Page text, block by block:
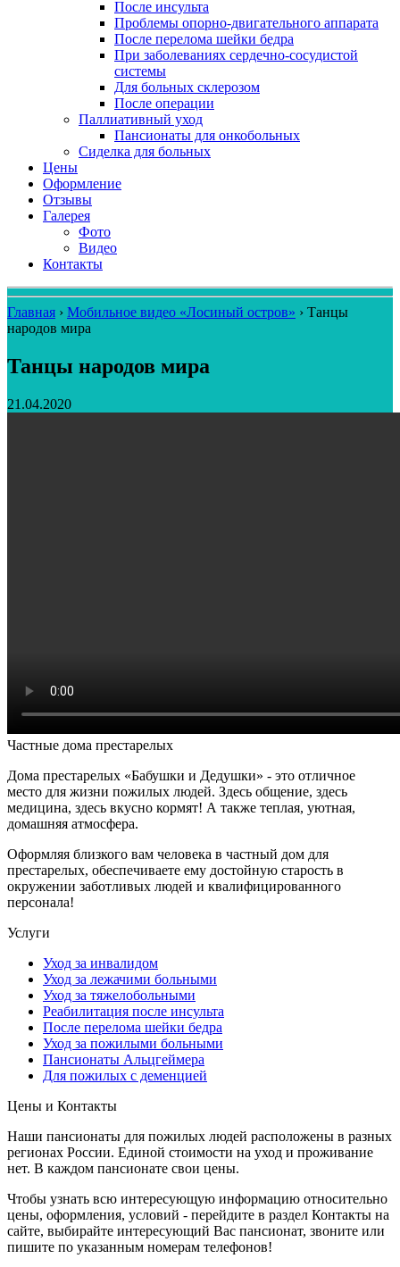
После инсульта
Проблемы опорно-двигательного аппарата
После перелома шейки бедра
При заболеваниях сердечно-сосудистой
системы
Для больных склерозом
После операции
Паллиативный уход
Пансионаты для онкобольных
Сиделка для больных
Цены
Оформление
Отзывы
Галерея
Фото
Видео
Контакты
Главная › Мобильное видео «Лосиный остров» › Танцы
народов мира
Танцы народов мира
21.04.2020
Частные дома престарелых
Дома престарелых «Бабушки и Дедушки» - это отличное
место для жизни пожилых людей. Здесь общение, здесь
медицина, здесь вкусно кормят! А также теплая, уютная,
домашняя атмосфера.
Оформляя близкого вам человека в частный дом для
престарелых, обеспечиваете ему достойную старость в
окружении заботливых людей и квалифицированного
персонала!
Услуги
Уход за инвалидом
Уход за лежачими больными
Уход за тяжелобольными
Реабилитация после инсульта
После перелома шейки бедра
Уход за пожилыми больными
Пансионаты Альцгеймера
Для пожилых с деменцией
Цены и Контакты
Наши пансионаты для пожилых людей расположены в разных
регионах России. Единой стоимости на уход и проживание
нет. В каждом пансионате свои цены.
Чтобы узнать всю интересующую информацию относительно
цены, оформления, условий - перейдите в раздел Контакты на
сайте, выбирайте интересующий Вас пансионат, звоните или
пишите по указанным номерам телефонов!